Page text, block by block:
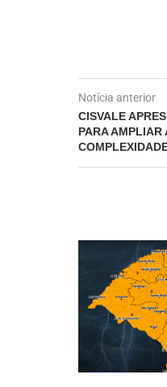
Notícia anterior
CISVALE
PARA AMPLIAR